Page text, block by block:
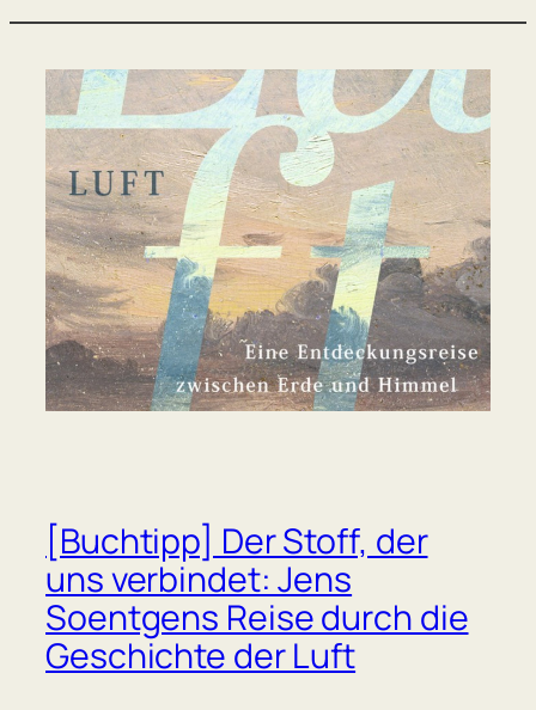
[Buchtipp] Der Stoff, der
uns verbindet: Jens
Soentgens Reise durch die
Geschichte der Luft